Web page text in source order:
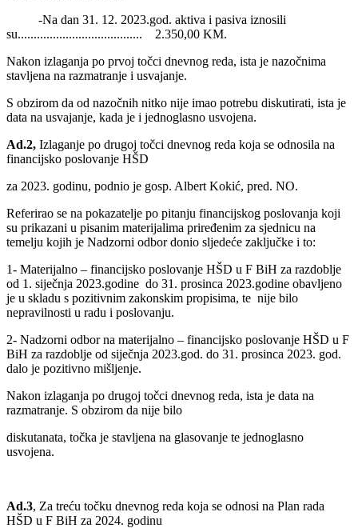
-Na dan 31. 12. 2023.god. aktiva i pasiva iznosili
su....................................... 2.350,00 KM.
Nakon izlaganja po prvoj točci dnevnog reda, ista je nazočnima
stavljena na razmatranje i usvajanje.
S obzirom da od nazočnih nitko nije imao potrebu diskutirati, ista je
data na usvajanje, kada je i jednoglasno usvojena.
Ad.2, Izlaganje po drugoj točci dnevnog reda koja se odnosila na
financijsko poslovanje HŠD
za 2023. godinu, podnio je gosp. Albert Kokić, pred. NO.
Referirao se na pokazatelje po pitanju financijskog poslovanja koji
su prikazani u pisanim materijalima priređenim za sjednicu na
temelju kojih je Nadzorni odbor donio sljedeće zaključke i to:
1- Materijalno – financijsko poslovanje HŠD u F BiH za razdoblje
od 1. siječnja 2023.godine do 31. prosinca 2023.godine obavljeno
je u skladu s pozitivnim zakonskim propisima, te nije bilo
nepravilnosti u radu i poslovanju.
2- Nadzorni odbor na materijalno – financijsko poslovanje HŠD u F
BiH za razdoblje od siječnja 2023.god. do 31. prosinca 2023. god.
dalo je pozitivno mišljenje.
Nakon izlaganja po drugoj točci dnevnog reda, ista je data na
razmatranje. S obzirom da nije bilo
diskutanata, točka je stavljena na glasovanje te jednoglasno
usvojena.
Ad.3, Za treću točku dnevnog reda koja se odnosi na Plan rada
HŠD u F BiH za 2024. godinu